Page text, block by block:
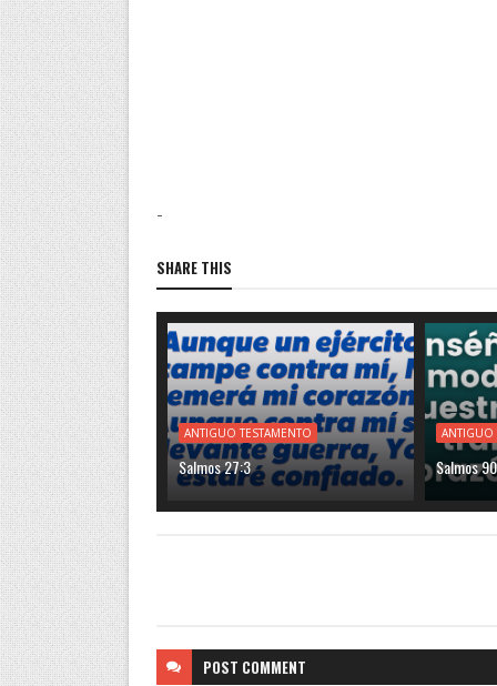
-
SHARE THIS
ANTIGUO TESTAMENTO
Salmos 27:3
ANTIGUO
Salmos
POST COMMENT